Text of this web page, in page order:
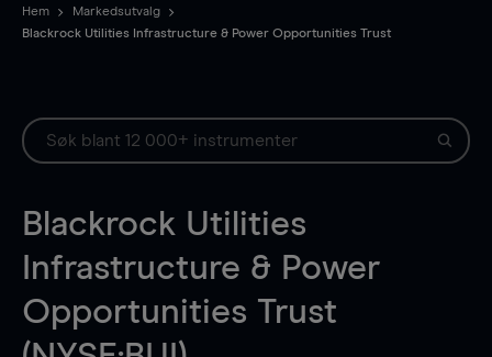
Hem
Markedsutvalg
Blackrock Utilities Infrastructure & Power Opportunities Trust
Blackrock Utilities
Infrastructure & Power
Opportunities Trust